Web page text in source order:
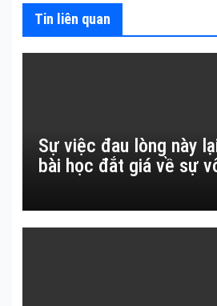
Tin liên quan
Sự việc đau lòng này
bài học đắt giá về sự